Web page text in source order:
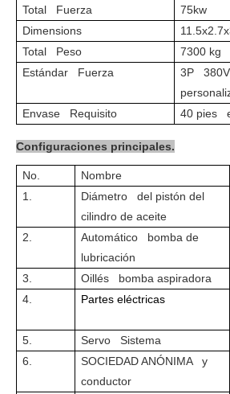
Total Fuerza
75kw
Dimensions
Total Peso
7300 kg
Estándar Fuerza
3P 380V
Envase Requisito
40 pies
Configuraciones principales.
No. Nombre
1.
Diámetro del pistón del
cilindro de aceite
2.
Automático bomba de
lubricación
3. Oillés bomba aspiradora
4.
Partes eléctricas
5.
Servo Sistema
6.
SOCIEDAD ANÓNIMA y
conductor